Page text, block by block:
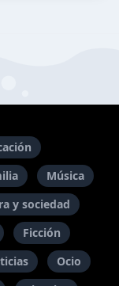
Música
y sociedad
Ficción
Ocio